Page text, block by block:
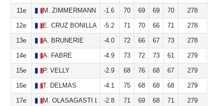
11e M. ZIMMERMANN -1.6 70 69 69 70 278
12e E. CRUZ BONILLA -5.2 71 70 66 71 278
13e A. BRUNERIE -4.0 72 66 67 73 278
14e A. FABRE -4.9 73 72 73 61 279
15e P. VELLY -2.9 68 76 68 67 279
16e T. DELMAS -4.1 75 68 68 68 279
17e M. OLASAGASTI LUIS-2.8 71 69 68 71 279